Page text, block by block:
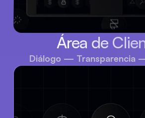
Área de
Diálogo — Transparencia